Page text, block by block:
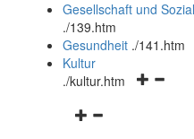
Gesellschaft und
./139.htm
Gesundheit ./141.htm
Kultur
./kultur.htm
Navigationsmenü